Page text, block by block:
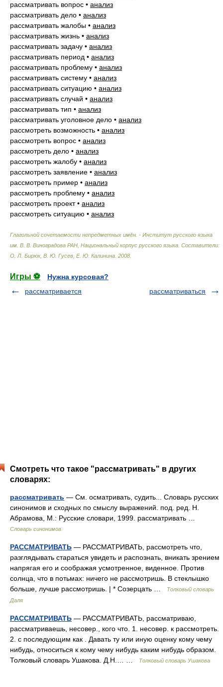
рассматривать вопрос • анализ
рассматривать дело • анализ
рассматривать жалобы • анализ
рассматривать жизнь • анализ
рассматривать задачу • анализ
рассматривать период • анализ
рассматривать проблему • анализ
рассматривать систему • анализ
рассматривать ситуацию • анализ
рассматривать случай • анализ
рассматривать тип • анализ
рассматривать уголовное дело • анализ
рассмотреть возможность • анализ
рассмотреть вопрос • анализ
рассмотреть дело • анализ
рассмотреть жалобу • анализ
рассмотреть заявление • анализ
рассмотреть пример • анализ
рассмотреть проблему • анализ
рассмотреть проект• анализ
рассмотреть ситуацию • анализ
Глагольной сочетаемости непредметных имён. - Институт русского языка
им. В. В. Виноградова РАН, Национальный корпус русского языка Составители:
О. Л. Бирюк, В. Ю. Гусев, Е. Ю. Калинина 2008
Игры ⚽
Нужна курсовая?
рассматривается
рассматриваться
Смотреть что такое "рассматривать" в других
словарях:
рассматривать — См. осматривать, судить... Словарь русских
синонимов и сходных по смыслу выражений. под. ред. Н.
Абрамова, М.: Русские словари, 1999. рассматривать …
Словарь синонимов
РАССМАТРИВАТЬ — РАССМАТРИВАТЬ, рассмотреть что,
разглядывать стараться увидеть и распознать, вникать зрением
напрягая его и соображая усмотренное, виденное. Против
солнца, что в потьмах: ничего не рассмотришь. В стеклышко
больше, лучше рассмотришь. | * Созерцать …
Толковый словарь
Даля
РАССМАТРИВАТЬ — РАССМАТРИВАТЬ, рассматриваю,
рассматриваешь, несовер., кого что. 1. несовер. к рассмотреть.
2. с последующим как . Давать ту или иную оценку кому чему
нибудь, относиться к кому чему нибудь каким нибудь образом.
Толковый словарь Ушакова. Д.Н.… …
Толковый словарь Ушакова